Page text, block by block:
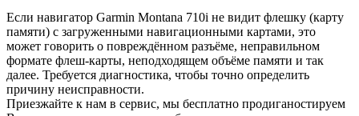
Если навигатор Garmin Montana 710i не видит флешку (карту
памяти) с загруженными навигационными картами, это
может говорить о повреждённом разъёме, неправильном
формате флеш-карты, неподходящем объёме памяти и так
далее. Требуется диагностика, чтобы точно определить
причину неисправности.
Приезжайте к нам в сервис, мы бесплатно продиганостируем